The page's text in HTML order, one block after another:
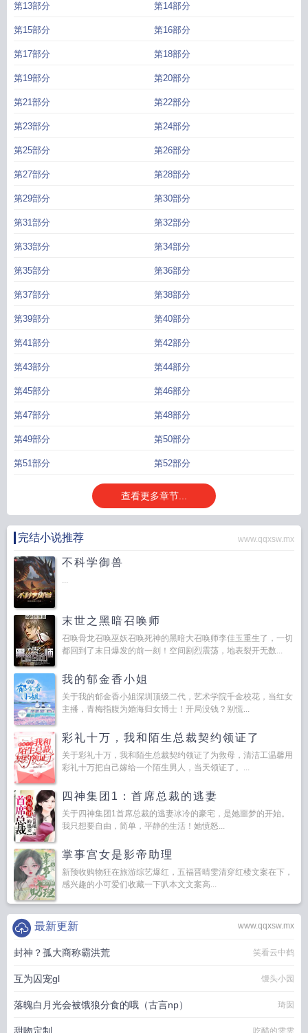
第13部分 第14部分
第15部分 第16部分
第17部分 第18部分
第19部分 第20部分
第21部分 第22部分
第23部分 第24部分
第25部分 第26部分
第27部分 第28部分
第29部分 第30部分
第31部分 第32部分
第33部分 第34部分
第35部分 第36部分
第37部分 第38部分
第39部分 第40部分
第41部分 第42部分
第43部分 第44部分
第45部分 第46部分
第47部分 第48部分
第49部分 第50部分
第51部分 第52部分
查看更多章节...
完结小说推荐 www.qqxsw.mx
不科学御兽
...
末世之黑暗召唤师
召唤骨龙召唤巫妖召唤死神的黑暗大召唤师李佳玉重生了，一切
都回到了末日爆发的前一刻！空间剧烈震荡，地表裂开无数...
我的郁金香小姐
关于我的郁金香小姐深圳顶级二代，艺术学院千金校花，当红女
主播，青梅指腹为婚海归女博士！开局没钱？别慌...
彩礼十万，我和陌生总裁契约领证了
关于彩礼十万，我和陌生总裁契约领证了为救母，清洁工温馨用
彩礼十万把自己嫁给一个陌生男人，当天领证了。...
四神集团1：首席总裁的逃妻
关于四神集团1首席总裁的逃妻冰冷的豪宅，是她噩梦的开始。
我只想要自由，简单，平静的生活！她愤怒...
掌事宫女是影帝助理
新预收购物狂在旅游综艺爆红，五福晋晴雯清穿红楼文案在下，
感兴趣的小可爱们收藏一下叭本文文案高...
www.qqxsw.mx
最新更新
封神？孤大商称霸洪荒 笑看云中鹤
互为囚宠gl 馒头小园
落魄白月光会被饿狼分食的哦（古言np） 琦囡
吃醋的雯雯